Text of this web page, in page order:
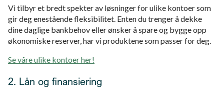
Vi tilbyr et bredt spekter av løsninger for ulike kontoer som
gir deg enestående fleksibilitet. Enten du trenger å dekke
dine daglige bankbehov eller ønsker å spare og bygge opp
økonomiske reserver, har vi produktene som passer for deg.
Se våre ulike kontoer her!
2. Lån og finansiering